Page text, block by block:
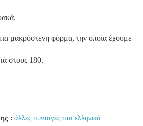
μακρόστενη φόρμα, την οποία έχουμε
στους 180.
: άλλες συνταγές στα ελληνικά.